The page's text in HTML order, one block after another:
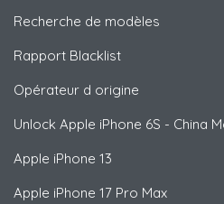
Recherche de modèles
Rapport Blacklist
Opérateur d origine
Unlock Apple iPhone 6S - China
Apple iPhone 13
Apple iPhone 17 Pro Max